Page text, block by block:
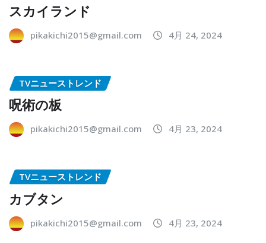
スカイランド
pikakichi2015@gmail.com 4月 24, 2024
TVニューストレンド
呪術の板
pikakichi2015@gmail.com 4月 23, 2024
TVニューストレンド
カブタン
pikakichi2015@gmail.com 4月 23, 2024